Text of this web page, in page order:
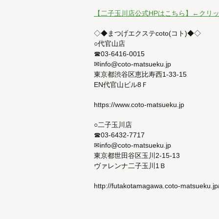
【二子玉川店公式HPはこちら】←クリ
◇◆まつげエクステcoto(コト)◆◇
○代官山店
☎03-6416-0015
✉info@coto-matsueku.jp
東京都渋谷区恵比寿西1-33-15
EN代官山ビル8Ｆ
https://www.coto-matsueku.jp
○二子玉川店
☎03-6432-7717
✉info@coto-matsueku.jp
東京都世田谷区玉川2-15-13
ヴァレンナ二子玉川1Ｂ
http://futakotamagawa.coto-